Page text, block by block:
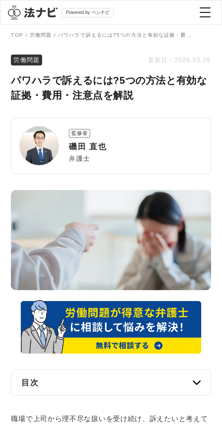
Powered by ベンナビ
全て
刑事事件
債務整理
遺産相続
労働問題
債権回収
IT・ネット
企業法務
弁護士を探す
AI Search Premium
掲載をご検討の弁護士の方へ
TOP 労働問題
労働問題 更新日： 2026.03.26
パワハラで訴えるには?5つの方法と有効な
証拠・費用・注意点を解説
監修者
磯田 直也
弁護士
目次
の要件
職場で上司から理不尽な扱いを受け続け、訴えたいと考えて